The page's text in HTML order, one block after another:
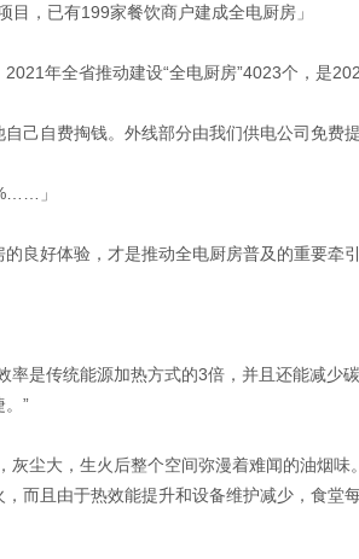
，已有199家餐饮商户建成全电厨房」
年全省推动建设“全电厨房”4023个，是
己自费掏钱。外线部分由我们供电公司免费
」
良好体验，才是推动全电厨房普及的重要牵引
是传统能源加热方式的3倍，并且还能减少
”
尘大，生火后整个空间弥漫着难闻的油烟味
而且由于热效能提升和设备维护减少，食堂